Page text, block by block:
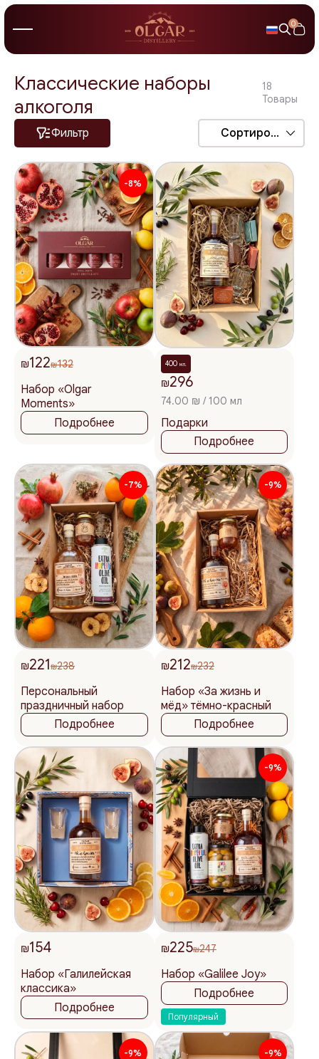
0
Классические наборы
алкоголя
18
Товары
Фильтр Сортировка
-8%
₪122₪132
Набор «Olgar
Moments»
Подробнее
400 мл.
₪296
74.00 ₪ / 100 мл
Подарки
Подробнее
-7%
₪221₪238
Персональный
праздничный набор
Подробнее
-9%
₪212₪232
Набор «За жизнь и
мёд» тёмно-красный
Подробнее
₪154
Набор «Галилейская
классика»
Подробнее
-9%
₪225₪247
Набор «Galilee Joy»
Подробнее
Популярный
-9% -9%